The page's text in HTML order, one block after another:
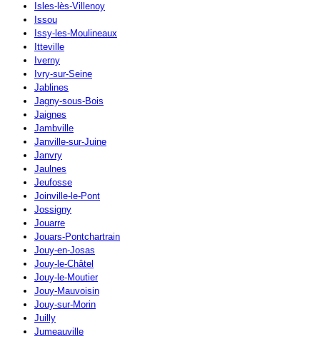
Isles-lès-Villenoy
Issou
Issy-les-Moulineaux
Itteville
Iverny
Ivry-sur-Seine
Jablines
Jagny-sous-Bois
Jaignes
Jambville
Janville-sur-Juine
Janvry
Jaulnes
Jeufosse
Joinville-le-Pont
Jossigny
Jouarre
Jouars-Pontchartrain
Jouy-en-Josas
Jouy-le-Châtel
Jouy-le-Moutier
Jouy-Mauvoisin
Jouy-sur-Morin
Juilly
Jumeauville